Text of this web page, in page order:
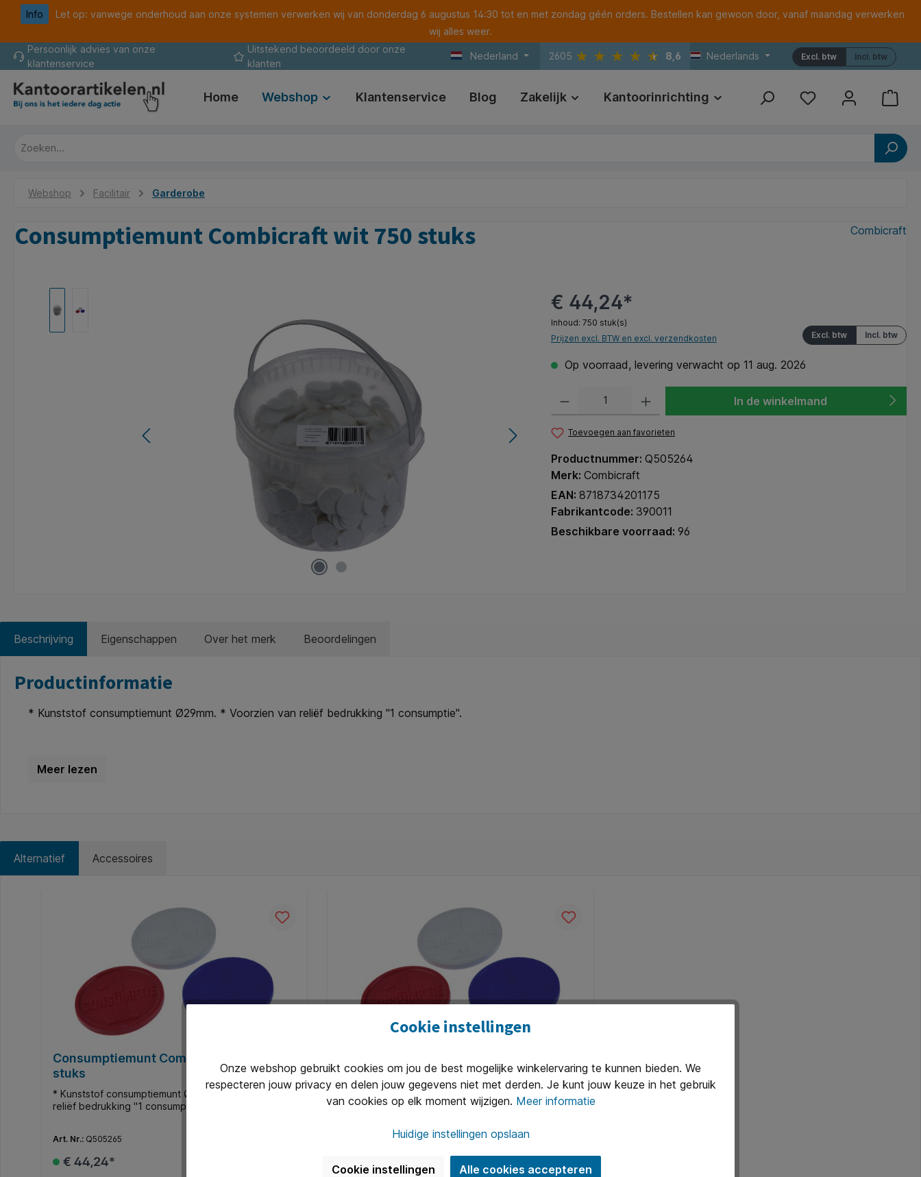
Ga naar de hoofdnavigatie
Info
Let op: vanwege onderhoud aan onze systemen verwerken wij van donderdag 6 augustus 14:30 tot en met zondag géén orders. Bestellen kan gewoon door, vanaf maandag verwerken
wij alles weer.
Persoonlijk advies van onze
klantenservice
Uitstekend beoordeeld door onze
klanten
Nederland 2605 8,6 Nederlands Incl. btw
Excl. btw
Home Webshop Klantenservice Blog Zakelijk Kantoorinrichting Print Referenties
Webshop Facilitair Garderobe
Consumptiemunt Combicraft wit 750 stuks Combicraft
€ 44,24*
Inhoud: 750 stuk(s)
Incl. btw
Excl. btw
Prijzen excl. BTW en excl. verzendkosten
Op voorraad, levering verwacht op 11 aug. 2026
In de winkelmand
Toevoegen aan favorieten
Productnummer: Q505264
Merk: Combicraft
EAN: 8718734201175
Fabrikantcode: 390011
Beschikbare voorraad: 96
Beschrijving Eigenschappen Over het merk Beoordelingen
Productinformatie
* Kunststof consumptiemunt Ø29mm. * Voorzien van reliëf bedrukking "1 consumptie".
Alternatief Accessoires
Consumptiemunt Combicraft blauw 750
stuks
* Kunststof consumptiemunt Ø29mm. * Voorzien van
reliëf bedrukking "1 consumptie".
Art. Nr.: Q505265
€ 44,24*
stuks
* Kunststof consumptiemunt Ø29mm. * Voorzien van
reliëf bedrukking "1 consumptie".
Q505263
€ 44,24*
Cookie instellingen
Onze webshop gebruikt cookies om jou de best mogelijke winkelervaring te kunnen bieden. We
respecteren jouw privacy en delen jouw gegevens niet met derden. Je kunt jouw keuze in het gebruik
van cookies op elk moment wijzigen. Meer informatie
Huidige instellingen opslaan
Cookie instellingen Alle cookies accepteren